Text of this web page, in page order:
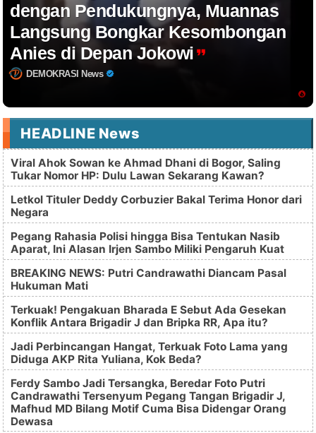
dengan Pendukungnya, Muannas
Langsung Bongkar Kesombongan
Anies di Depan Jokowi
DEMOKRASI News
HEADLINE News
Viral Ahok Sowan ke Ahmad Dhani di Bogor, Saling
Tukar Nomor HP: Dulu Lawan Sekarang Kawan?
Letkol Tituler Deddy Corbuzier Bakal Terima Honor dari
Negara
Pegang Rahasia Polisi hingga Bisa Tentukan Nasib
Aparat, Ini Alasan Irjen Sambo Miliki Pengaruh Kuat
BREAKING NEWS: Putri Candrawathi Diancam Pasal
Hukuman Mati
Terkuak! Pengakuan Bharada E Sebut Ada Gesekan
Konflik Antara Brigadir J dan Bripka RR, Apa itu?
Jadi Perbincangan Hangat, Terkuak Foto Lama yang
Diduga AKP Rita Yuliana, Kok Beda?
Ferdy Sambo Jadi Tersangka, Beredar Foto Putri
Candrawathi Tersenyum Pegang Tangan Brigadir J,
Mafhud MD Bilang Motif Cuma Bisa Didengar Orang
Dewasa